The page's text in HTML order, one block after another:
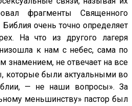
фрагменты Священного
Библия очень точно определяет
На что из другого лагеря
к нам с небес, сама по
знамением, не отвечает на все
которые были актуальными во
— не наши вопросы». За
меньшинству» пастор был